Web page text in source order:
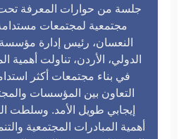
جلسة من حوارات المعرفة
مجتمعية لمجتمعات
النعسان، رئيس إدارة
الدولي، الأردن، تناولت أهمية
في بناء مجتمعات أكثر
التعاون بين المؤسسات
إيجابي طويل الأمد. وسلطت
أهمية المبادرات المجتمعية